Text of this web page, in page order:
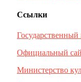
Ссылки
Официальный
Министерство